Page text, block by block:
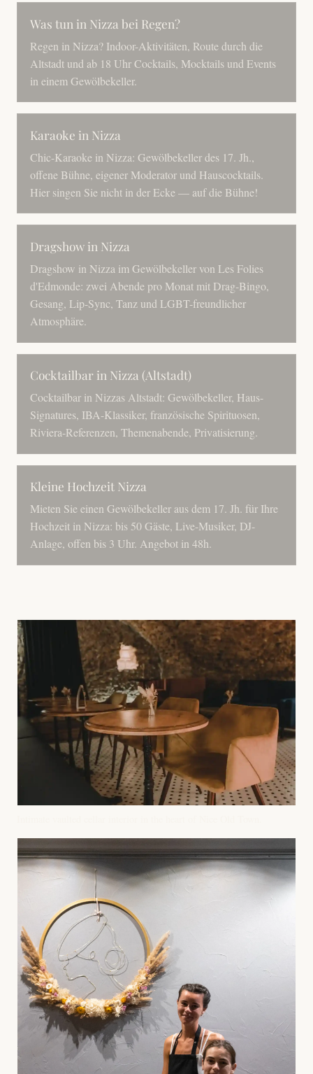
Was tun in Nizza bei Regen?
Regen in Nizza? Indoor-Aktivitäten, Route durch die
Altstadt und ab 18 Uhr Cocktails, Mocktails und Events
in einem Gewölbekeller.
Karaoke in Nizza
Chic-Karaoke in Nizza: Gewölbekeller des 17. Jh.,
offene Bühne, eigener Moderator und Hauscocktails.
Hier singen Sie nicht in der Ecke — auf die Bühne!
Dragshow in Nizza
Dragshow in Nizza im Gewölbekeller von Les Folies
d'Edmonde: zwei Abende pro Monat mit Drag-Bingo,
Gesang, Lip-Sync, Tanz und LGBT-freundlicher
Atmosphäre.
Cocktailbar in Nizza (Altstadt)
Cocktailbar in Nizzas Altstadt: Gewölbekeller, Haus-
Signatures, IBA-Klassiker, französische Spirituosen,
Riviera-Referenzen, Themenabende, Privatisierung.
Kleine Hochzeit Nizza
Mieten Sie einen Gewölbekeller aus dem 17. Jh. für Ihre
Hochzeit in Nizza: bis 50 Gäste, Live-Musiker, DJ-
Anlage, offen bis 3 Uhr. Angebot in 48h.